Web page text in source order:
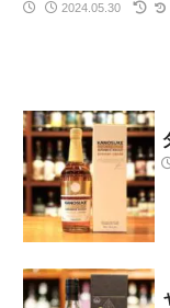
缶など、広く普及し
2024.05.30